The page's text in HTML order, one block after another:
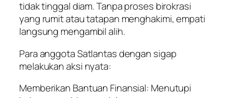
tidak tinggal diam. Tanpa proses birokrasi
yang rumit atau tatapan menghakimi, empati
langsung mengambil alih.
Para anggota Satlantas dengan sigap
melakukan aksi nyata:
Memberikan Bantuan Finansial: Menutupi